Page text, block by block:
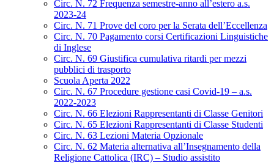
Circ. N. 72 Frequenza semestre-anno all’estero a.s.
2023-24
Circ. N. 71 Prove del coro per la Serata dell’Eccellenza
Circ. N. 70 Pagamento corsi Certificazioni Linguistiche
di Inglese
Circ. N. 69 Giustifica cumulativa ritardi per mezzi
pubblici di trasporto
Scuola Aperta 2022
Circ. N. 67 Procedure gestione casi Covid-19 – a.s.
2022-2023
Circ. N. 66 Elezioni Rappresentanti di Classe Genitori
Circ. N. 65 Elezioni Rappresentanti di Classe Studenti
Circ. N. 63 Lezioni Materia Opzionale
Circ. N. 62 Materia alternativa all’Insegnamento della
Religione Cattolica (IRC) – Studio assistito